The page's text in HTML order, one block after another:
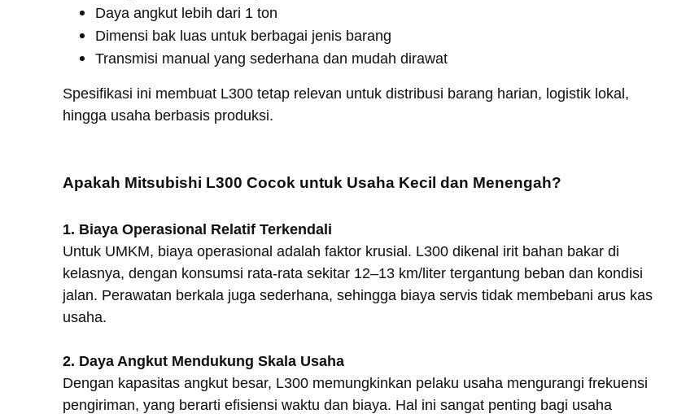
Daya angkut lebih dari 1 ton
Dimensi bak luas untuk berbagai jenis barang
Transmisi manual yang sederhana dan mudah dirawat
Spesifikasi ini membuat L300 tetap relevan untuk distribusi barang harian, logistik lokal,
hingga usaha berbasis produksi.
Apakah Mitsubishi L300 Cocok untuk Usaha Kecil dan Menengah?
1. Biaya Operasional Relatif Terkendali
Untuk UMKM, biaya operasional adalah faktor krusial. L300 dikenal irit bahan bakar di
kelasnya, dengan konsumsi rata-rata sekitar 12–13 km/liter tergantung beban dan kondisi
jalan. Perawatan berkala juga sederhana, sehingga biaya servis tidak membebani arus kas
usaha.
2. Daya Angkut Mendukung Skala Usaha
Dengan kapasitas angkut besar, L300 memungkinkan pelaku usaha mengurangi frekuensi
pengiriman, yang berarti efisiensi waktu dan biaya. Hal ini sangat penting bagi usaha